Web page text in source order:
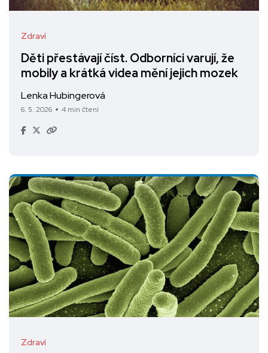
Zdraví
Děti přestávají číst. Odborníci varují, že
mobily a krátká videa mění jejich mozek
Lenka Hubingerová
6. 5. 2026 4 min čtení
Zdraví